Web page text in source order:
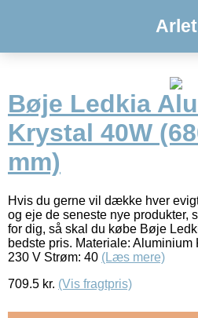
Arlet
Bøje Ledkia
Krystal 40W
mm)
Hvis du gerne vil dække hver
og eje de seneste nye produkter,
for dig, så skal du købe Bøje
bedste pris. Materiale:
230 V Strøm: 40 (Læs mere)
709.5 kr. (Vis fragtpris)